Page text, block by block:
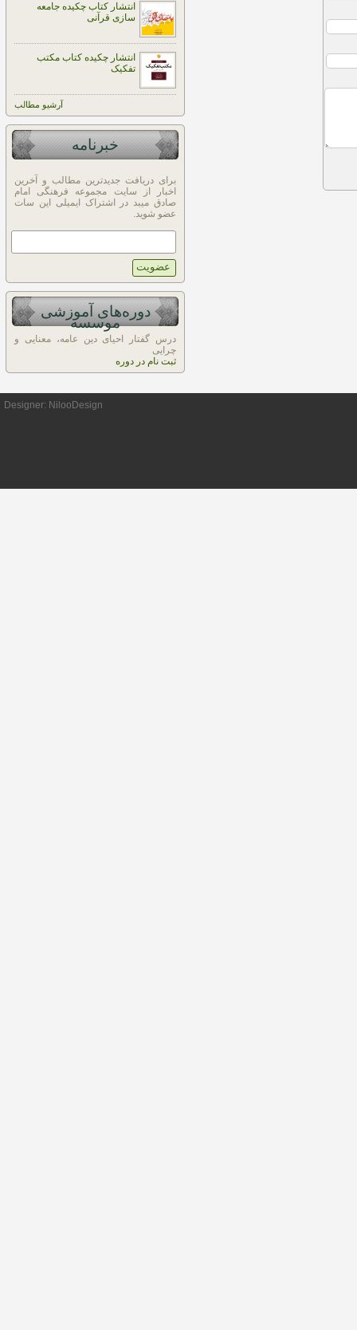
انتشار کتاب چکیده جامعه
سازی قرآنی
انتشار چکیده کتاب مکتب
تفکیک
آرشيو مطالب
خبرنامه
برای دریافت جدیدترین مطالب و آخرین
اخبار از سایت مجموعه فرهنگی امام
صادق میبد در اشتراک ایمیلی این سات
عضو شوید.
دوره‌های آموزشی
موسسه
درس گفتار احیای دین عامه، معنایی و
چرایی
ثبت نام در دوره
Designer: NilooDesign